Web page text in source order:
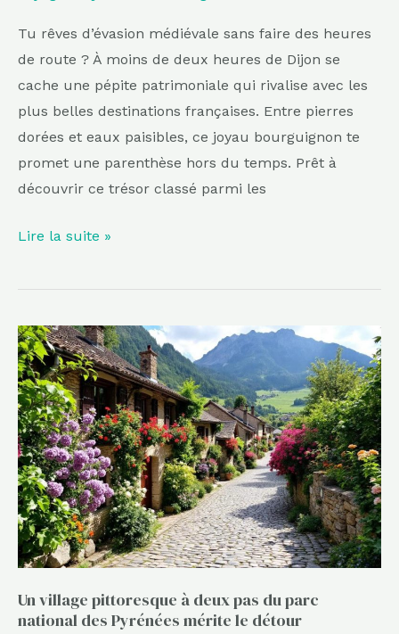
Tu rêves d’évasion médiévale sans faire des heures
de route ? À moins de deux heures de Dijon se
cache une pépite patrimoniale qui rivalise avec les
plus belles destinations françaises. Entre pierres
dorées et eaux paisibles, ce joyau bourguignon te
promet une parenthèse hors du temps. Prêt à
découvrir ce trésor classé parmi les
des
plus
beaux
du
pays
Lire la suite »
Un village pittoresque à deux pas du parc
national des Pyrénées mérite le détour
Un
village
pittoresque
à
deux
pas
du
parc
national
des
Pyrénées
mérite